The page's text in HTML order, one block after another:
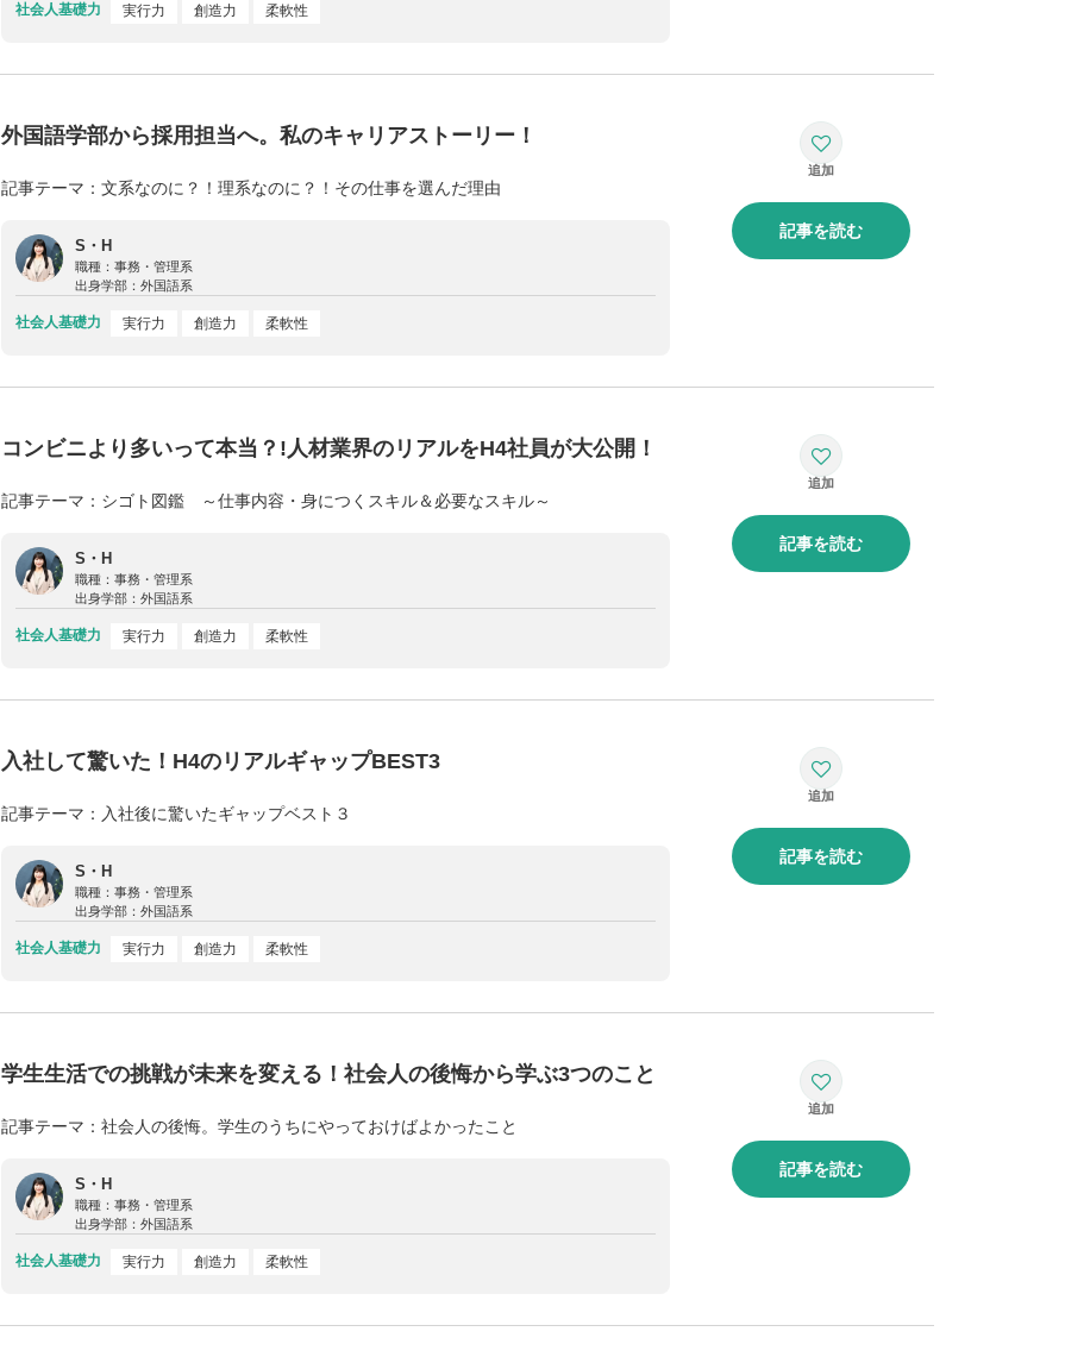
社会人基礎力 実行力 創造力 柔軟性
外国語学部から採用担当へ。私のキャリアストーリー！
記事テーマ：文系なのに？！理系なのに？！その仕事を選んだ理由
S・H
職種： 事務・管理系
出身学部： 外国語系
社会人基礎力 実行力 創造力 柔軟性
記事を読む
コンビニより多いって本当？!人材業界のリアルをH4社員が大公開！
記事テーマ：シゴト図鑑 ～仕事内容・身につくスキル＆必要なスキル～
S・H
職種： 事務・管理系
出身学部： 外国語系
社会人基礎力 実行力 創造力 柔軟性
記事を読む
入社して驚いた！H4のリアルギャップBEST3
記事テーマ：入社後に驚いたギャップベスト３
S・H
職種： 事務・管理系
出身学部： 外国語系
社会人基礎力 実行力 創造力 柔軟性
記事を読む
学生生活での挑戦が未来を変える！社会人の後悔から学ぶ3つのこと
記事テーマ：社会人の後悔。学生のうちにやっておけばよかったこと
S・H
職種： 事務・管理系
出身学部： 外国語系
社会人基礎力 実行力 創造力 柔軟性
記事を読む